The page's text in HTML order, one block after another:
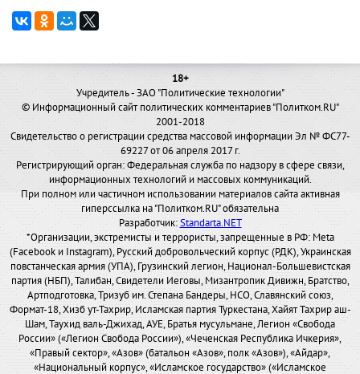
18+
Учредитель - ЗАО "Политические технологии"
© Информационный сайт политических комментариев "Политком.RU"
2001-2018
Свидетельство о регистрации средства массовой информации Эл № ФС77-
69227 от 06 апреля 2017 г.
Регистрирующий орган: Федеральная служба по надзору в сфере связи,
информационных технологий и массовых коммуникаций.
При полном или частичном использовании материалов сайта активная
гиперссылка на "Политком.RU" обязательна
Разработчик:Standarta.NET
*Организации, экстремисты и террористы, запрещенные в РФ: Meta
(Facebook и Instagram), Русский добровольческий корпус (РДК), Украинская
повстанческая армия (УПА), Грузинский легион, Национал-Большевистская
партия (НБП), Талибан, Свидетели Иеговы, Мизантропик Дивижн, Братство,
Артподготовка, Тризуб им. Степана Бандеры, НСО, Славянский союз,
Формат-18, Хизб ут-Тахрир, Исламская партия Туркестана, Хайят Тахрир аш-
Шам, Таухид валь-Джихад, АУЕ, Братья мусульмане, Легион «Свобода
России» («Легион Свобода России»), «Чеченская Республика Ичкерия»,
«Правый сектор», «Азов» (батальон «Азов», полк «Азов»), «Айдар»,
«Национальный корпус», «Исламское государство» («Исламское